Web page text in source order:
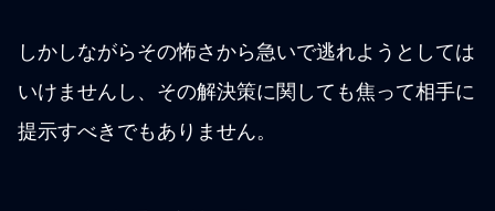
しかしながらその怖さから急いで逃れようとしては
いけませんし、その解決策に関しても焦って相手に
提示すべきでもありません。